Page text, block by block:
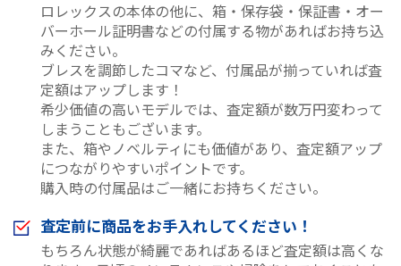
ロレックスの本体の他に、箱・保存袋・保証書・オー
バーホール証明書などの付属する物があればお持ち込
みください。
ブレスを調節したコマなど、付属品が揃っていれば査
定額はアップします！
希少価値の高いモデルでは、査定額が数万円変わって
しまうこともございます。
また、箱やノベルティにも価値があり、査定額アップ
につながりやすいポイントです。
購入時の付属品はご一緒にお持ちください。
査定前に商品をお手入れしてください！
もちろん状態が綺麗であればあるほど査定額は高くな